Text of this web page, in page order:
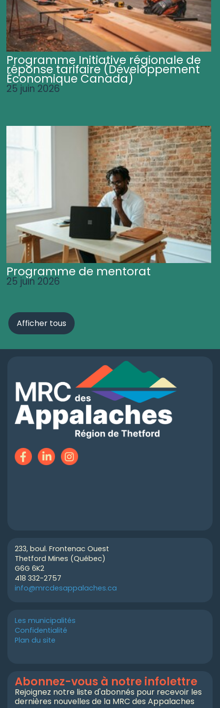
Programme Initiative régionale de
réponse tarifaire (Développement
Économique Canada)
25 juin 2026
Programme de mentorat
25 juin 2026
Afficher tous
233, boul. Frontenac Ouest
Thetford Mines (Québec)
G6G 6K2
418 332-2757
info@mrcdesappalaches.ca
Les municipalités
Confidentialité
Plan du site
Abonnez-vous à notre infolettre
Rejoignez notre liste d'abonnés pour recevoir les
dernières nouvelles de la MRC des Appalaches